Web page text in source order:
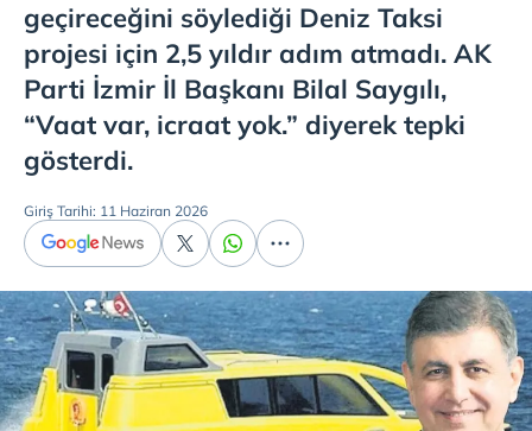
geçireceğini söylediği Deniz Taksi
projesi için 2,5 yıldır adım atmadı. AK
Parti İzmir İl Başkanı Bilal Saygılı,
“Vaat var, icraat yok.” diyerek tepki
gösterdi.
Giriş Tarihi: 11 Haziran 2026